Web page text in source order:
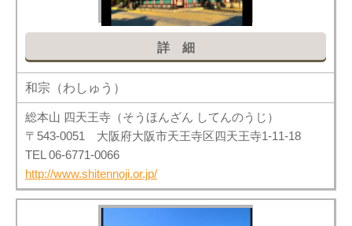
詳細
和宗（わしゅう）
総本山 四天王寺（そうほんざん してんのうじ）
〒543-0051 大阪府大阪市天王寺区四天王寺1-11-18
TEL 06-6771-0066
http://www.shitennoji.or.jp/